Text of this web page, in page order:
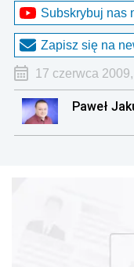
Subskrybuj nas
Zapisz się na
17 czerwca
Paweł